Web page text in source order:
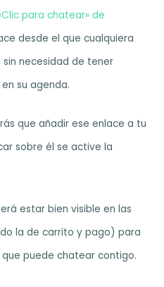
para chatear» de
desde el que cualquiera
necesidad de tener
su agenda.
que añadir ese enlace a tu
sobre él se active la
estar bien visible en las
la de carrito y pago) para
puede chatear contigo.